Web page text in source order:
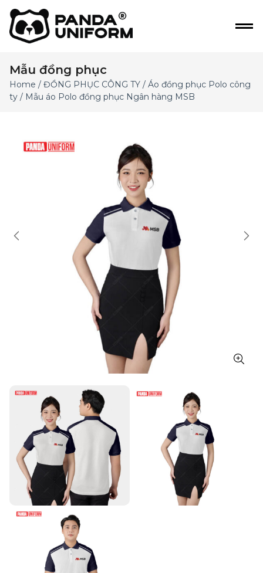
Mẫu đồng phục
Home / ĐỒNG PHỤC CÔNG TY / Áo đồng phục Polo công
ty / Mẫu áo Polo đồng phục Ngân hàng MSB